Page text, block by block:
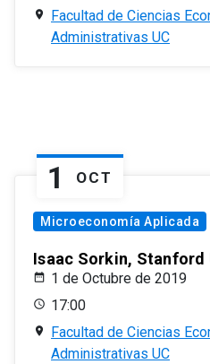
Facultad de Ciencias
Administrativas UC
1 OCT
Microeconomía Aplicada
Isaac Sorkin, Stanford
1 de Octubre de 2019
17:00
Facultad de Ciencias
Administrativas UC